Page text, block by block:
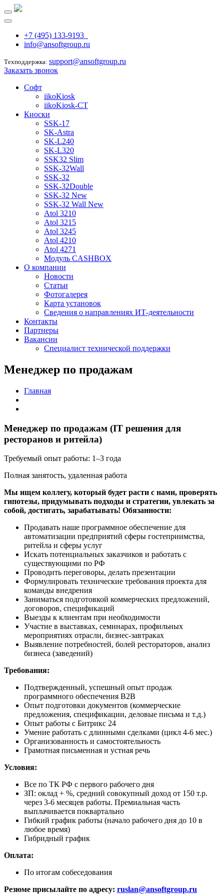
+7 (495) 133-9193
info@ansoftgroup.ru
Техподдержка: support@ansoftgroup.ru
Заказать звонок
Софт
iikoKiosk
iikoKiosk-CT
Киоски
SSK-17
SK-Astra
SK-L240
SK-L320
SSK32 Slim
SSK-32Wall
SSK-32
SSK-32Double
SSK-32 New
SSK-32 Wall New
Atol 3210
Atol 3215
Atol 3245
Atol 4210
Atol 4271
Модуль CASHBOX
О компании
Новости
Статьи
Фотогалерея
Карта установок
Сведения о направлениях ИТ-деятельности
Контакты
Партнеры
Вакансии
Специалист технической поддержки
Менеджер по продажам
Главная
Менеджер по продажам (IT решения для
ресторанов и ритейла)
Требуемый опыт работы: 1–3 года
Полная занятость, удаленная работа
Мы ищем коллегу, который будет расти с нами, проверять
гипотезы, придумывать подходы и стратегии, увлекать за
собой, достигать, зарабатывать! Обязанности:
Продавать наше программное обеспечение для
автоматизации предприятий сферы гостеприимства,
ритейла и сферы услуг
Искать потенциальных заказчиков и работать с
существующими по РФ
Проводить переговоры, делать презентации
Формулировать технические требования проекта для
команды внедрения
Заниматься подготовкой коммерческих предложений,
договоров, спецификаций
Выезды к клиентам при необходимости
Участие в выставках, семинарах, профильных
мероприятиях отрасли, бизнес-завтраках
Выявление потребностей, болей рестораторов, анализ
бизнеса (заведений)
Требования:
Подтвержденный, успешный опыт продаж
программного обеспечения В2В
Опыт подготовки документов (коммерческие
предложения, спецификации, деловые письма и т.д.)
Опыт работы с Битрикс 24
Умение работать с длинными сделками (цикл 4-6 мес.)
Организованность и самостоятельность
Грамотная письменная и устная речь
Условия:
Все по ТК РФ с первого рабочего дня
ЗП: оклад + %, средний совокупный доход от 150 т.р.
через 3-6 месяцев работы. Премиальная часть
выплачивается поквартально
Гибкий график работы (начало рабочего дня до 10 в
любое время)
Гибридный график
Оплата:
По итогам собеседования
Резюме присылайте по адресу: ruslan@ansoftgroup.ru